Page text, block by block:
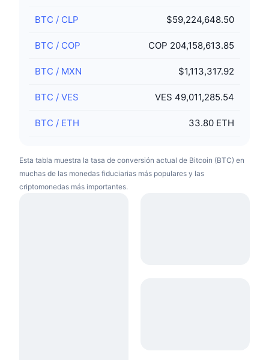
BTC / CLP $59,224,648.50
BTC / COP COP 204,158,613.85
BTC / MXN $1,113,317.92
BTC / VES VES 49,011,285.54
BTC / ETH 33.80 ETH
Esta tabla muestra la tasa de conversión actual de Bitcoin (BTC) en
muchas de las monedas fiduciarias más populares y las
criptomonedas más importantes.